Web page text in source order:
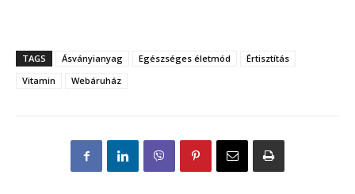
TAGS Ásványianyag Egészséges életmód
Értisztítás
Vitamin
Webáruház